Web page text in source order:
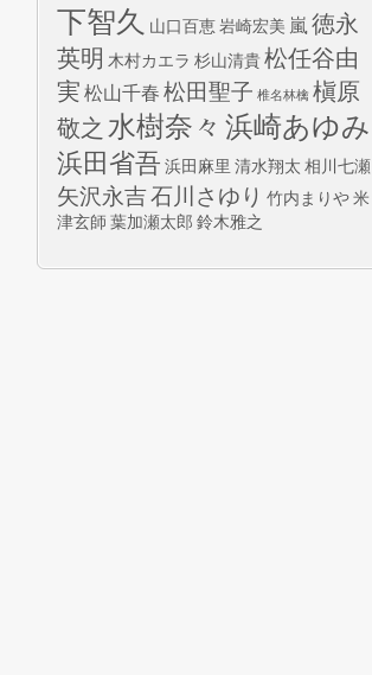
下智久 山口百恵岩崎宏美 嵐 徳永
英明 木村カエラ 杉山清貴松任谷由
実 松山千春 松田聖子 椎名林檎 槇原
敬之 水樹奈々 浜崎あゆみ
浜田省吾 浜田麻里 清水翔太 相川七瀬
矢沢永吉石川さゆり 竹内まりや米
津玄師 葉加瀬太郎 鈴木雅之